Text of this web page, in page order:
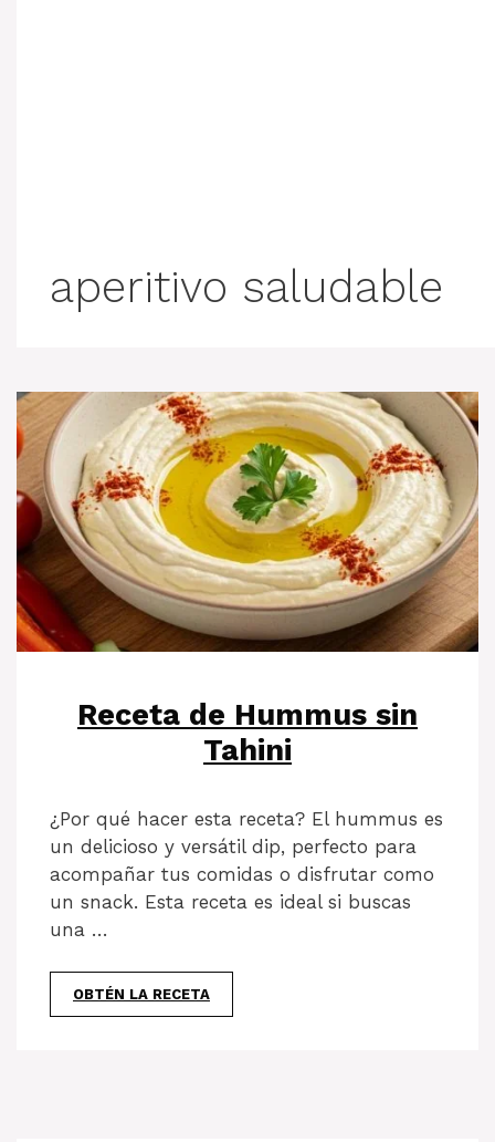
aperitivo saludable
Receta de Hummus sin
Tahini
¿Por qué hacer esta receta? El hummus es
un delicioso y versátil dip, perfecto para
acompañar tus comidas o disfrutar como
un snack. Esta receta es ideal si buscas
una …
OBTÉN LA RECETA